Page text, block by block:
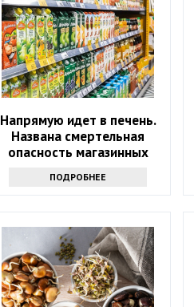
Напрямую идет в печень.
Названа смертельная
опасность магазинных
ПОДРОБНЕЕ